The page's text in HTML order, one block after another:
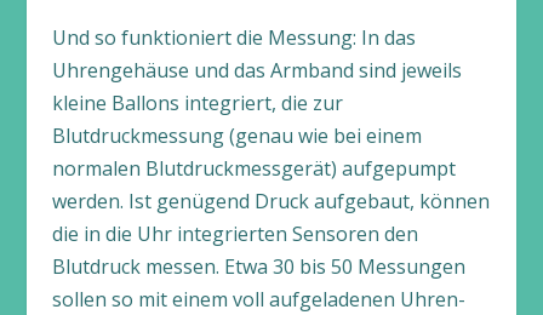
Und so funktioniert die Messung: In das
Uhrengehäuse und das Armband sind jeweils
kleine Ballons integriert, die zur
Blutdruckmessung (genau wie bei einem
normalen Blutdruckmessgerät) aufgepumpt
werden. Ist genügend Druck aufgebaut, können
die in die Uhr integrierten Sensoren den
Blutdruck messen. Etwa 30 bis 50 Messungen
sollen so mit einem voll aufgeladenen Uhren-